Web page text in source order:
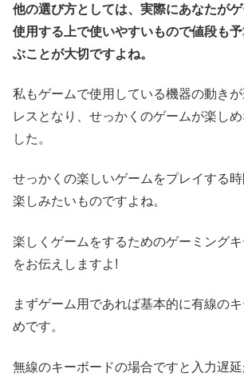
他の選び方としては、実際にあなたが
使用する上で使いやすいもので値段も
ぶことが大切ですよね。
私もゲームで使用している機器の動き
レスとなり、せっかくのゲームが楽し
した。
せっかくの楽しいゲームをプレイする時
楽しみたいものですよね。
楽しくゲームをするためのゲーミング
をお伝えしますよ!
まずゲーム用であれば基本的に有線の
めです。
無線のキーボードの場合ですと入力遅